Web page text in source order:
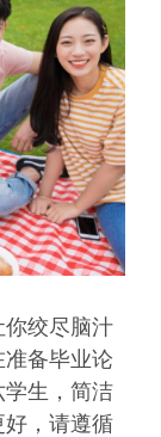
绞尽脑汁
备毕业论
生，简洁
，请遵循